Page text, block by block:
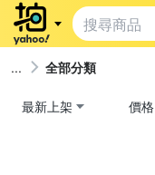
全部分類
最新上架 價格